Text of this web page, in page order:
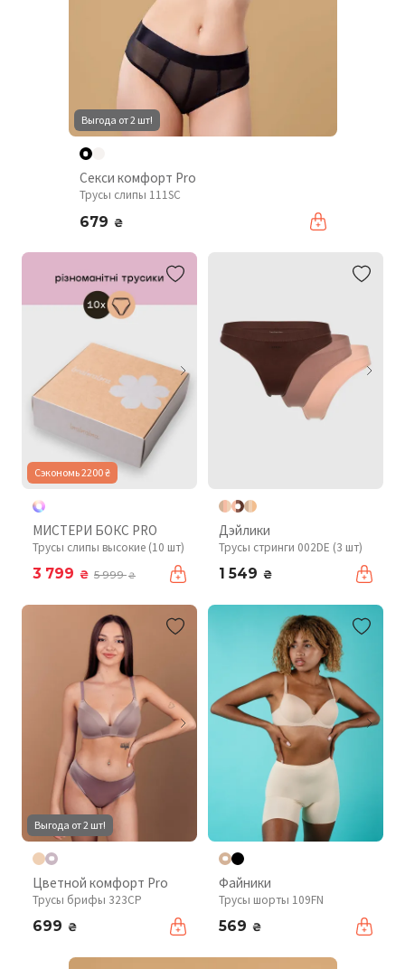
Выгода от 2 шт!
Секси комфорт Pro
Трусы слипы 111SC
679 ₴
Сэкономь 2200 ₴
МИСТЕРИ БОКС PRO
Трусы слипы высокие (10 шт)
3 799 ₴ 5 999₴
Дэйлики
Трусы стринги 002DE (3 шт)
1 549 ₴
Выгода от 2 шт!
Цветной комфорт Pro
Трусы брифы 323CP
699 ₴
Файники
Трусы шорты 109FN
569 ₴